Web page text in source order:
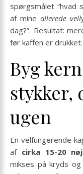
spørgsmålet “hvad
af mine allerede
dag?”. Resultat:
før kaffen er drukket.
Byg
stykker,
ugen
En velfungerende
af cirka 15-20
mikses på kryds